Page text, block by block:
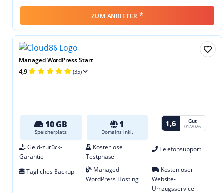
ZUM ANBIETER *
Managed WordPress Start
4,9 (35)
10 GB
Speicherplatz
1
Domains inkl.
1,6 Gut
01/2026
Geld-zurück-
Garantie
Kostenlose
Testphase
Telefonsupport
Tägliches Backup
Managed
WordPress Hosting
Kostenloser
Website-
Umzugsservice